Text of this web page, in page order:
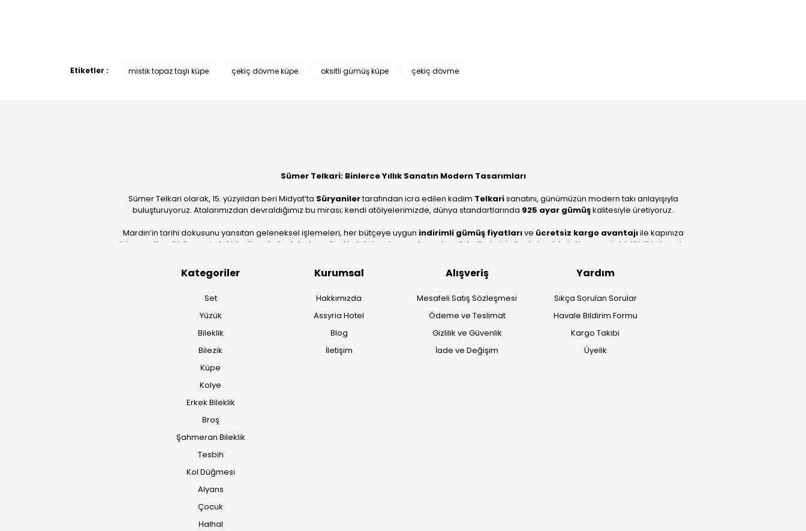
Etiketler : mistik topaz taşlı küpe çekiç dövme küpe oksitli gümüş küpe çekiç dövme
Sümer Telkari: Binlerce Yıllık Sanatın Modern Tasarımları
Sümer Telkari olarak, 15. yüzyıldan beri Midyat’ta Süryanilertarafından icra edilen kadim Telkarisanatını, günümüzün modern takı anlayışıyla
buluşturuyoruz. Atalarımızdan devraldığımız bu mirası; kendi atölyelerimizde, dünya standartlarında 925 ayar gümüşkalitesiyle üretiyoruz.
Mardin’in tarihi dokusunu yansıtan geleneksel işlemeleri, her bütçeye uygun indirimli gümüş fiyatlarıve ücretsiz kargo avantajıile kapınıza
getiriyoruz. Kendi bünyemizdeki üretim gücümüzle, hem özel koleksiyonlarımızı hem de müşterilerimizin özel siparişlerini benzersiz bir titizlikle hazırlıyor;
Kategoriler
Set
Yüzük
Bileklik
Bilezik
Küpe
Kolye
Erkek Bileklik
Broş
Şahmeran Bileklik
Tesbih
Kol Düğmesi
Alyans
Çocuk
Halhal
Kurumsal
Hakkımızda
Assyria Hotel
Blog
İletişim
Alışveriş
Mesafeli Satış Sözleşmesi
Ödeme ve Teslimat
Gizlilik ve Güvenlik
İade ve Değişim
Yardım
Sıkça Sorulan Sorular
Havale Bildirim Formu
Kargo Takibi
Üyelik